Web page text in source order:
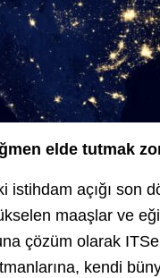
elde tutmak
istihdam açığı son
maaşlar ve
çözüm olarak
kendi